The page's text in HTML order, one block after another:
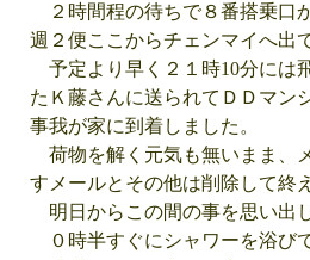
２時間程の待ちで８番搭乗口
週２便ここからチェンマイへ出
予定より早く２１時10分には
たＫ藤さんに送られてＤＤマン
事我が家に到着しました。
荷物を解く元気も無いまま、
すメールとその他は削除して終
明日からこの間の事を思い出
０時半すぐにシャワーを浴び